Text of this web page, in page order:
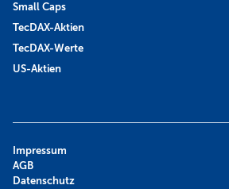
Small Caps
TecDAX-Aktien
TecDAX-Werte
US-Aktien
Impressum
AGB
Datenschutz